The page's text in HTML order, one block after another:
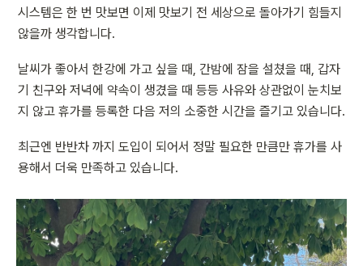
시스템은 한 번 맛보면 이제 맛보기 전 세상으로 돌아가기 힘들지
않을까 생각합니다.
날씨가 좋아서 한강에 가고 싶을 때, 간밤에 잠을 설쳤을 때, 갑자
기 친구와 저녁에 약속이 생겼을 때 등등 사유와 상관없이 눈치보
지 않고 휴가를 등록한 다음 저의 소중한 시간을 즐기고 있습니다.
최근엔 반반차 까지 도입이 되어서 정말 필요한 만큼만 휴가를 사
용해서 더욱 만족하고 있습니다.